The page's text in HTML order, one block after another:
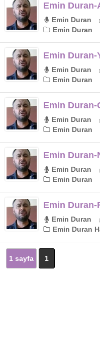
Emin Duran-
Emin Duran
Emin Duran
Emin Duran-
Emin Duran
Emin Duran
Emin Duran-
Emin Duran
Emin Duran
Emin
Emin Duran
Emin Duran
Emin Duran-
Emin Duran
Emin Duran
1 sayfa 1